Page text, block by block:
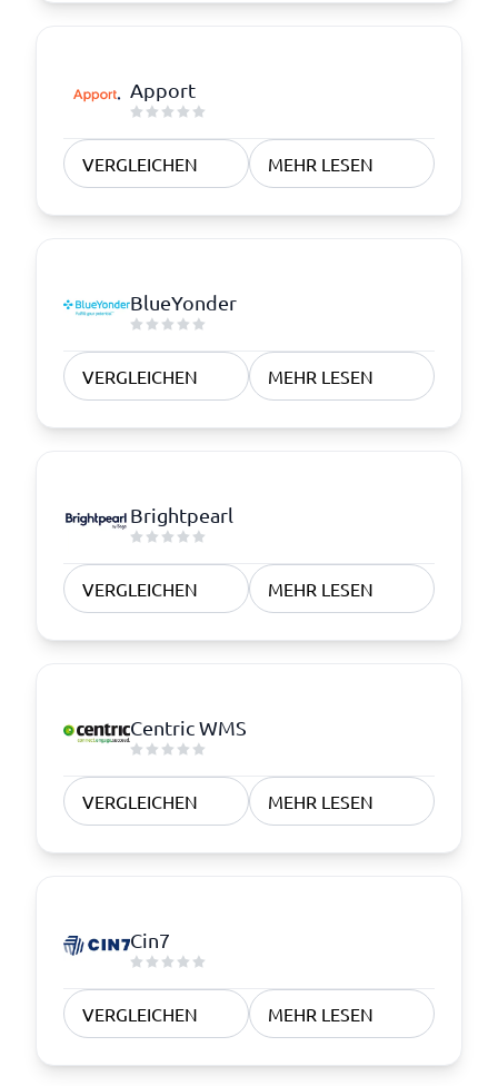
Apport
VERGLEICHEN MEHR LESEN
BlueYonder
VERGLEICHEN MEHR LESEN
Brightpearl
VERGLEICHEN MEHR LESEN
Centric WMS
VERGLEICHEN MEHR LESEN
Cin7
VERGLEICHEN MEHR LESEN